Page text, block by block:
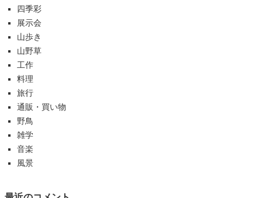
四季彩
展示会
山歩き
山野草
工作
料理
旅行
通販・買い物
野鳥
雑学
音楽
風景